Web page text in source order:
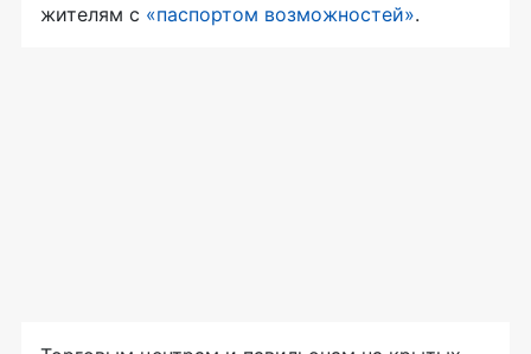
жителям с «паспортом возможностей».